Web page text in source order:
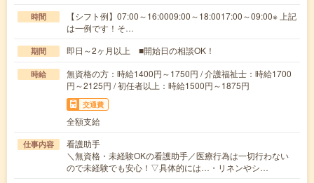
時間
【シフト例】07:00～16:0009:00～18:0017:00～09:00※ 上記
は一例です！そ…
期間 即日～2ヶ月以上 ■開始日の相談OK！
時給
無資格の方：時給1400円～1750円 / 介護福祉士：時給1700
円～2125円 / 初任者以上：時給1500円～1875円
交通費
全額支給
仕事内容
看護助手
＼無資格・未経験OKの看護助手／医療行為は一切行わない
ので未経験でも安心！▽具体的には…・リネンやシ…